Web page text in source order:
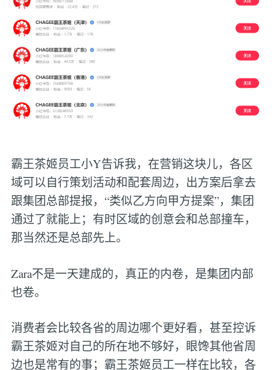
霸王茶姬员工小Y告诉我，在营销这块儿，各区
域可以自行策划活动和配套周边，出方案后拿去
跟集团总部提报，“类似乙方向甲方提案”，集团
通过了就能上；有时区域的创意会和总部撞车，
那当然还是总部先上。
Zara不是一天建成的，真正的内卷，是集团内部
也卷。
消费者会比较各省的周边哪个更好看，甚至控诉
霸王茶姬对自己的所在地不够好，眼馋其他省周
边也是常有的事；霸王茶姬员工一样在比较，各